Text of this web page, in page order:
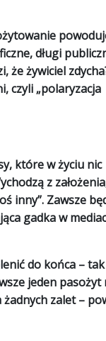
długi
że żywiciel
czyli „polaryzacja
które w życiu nic
z
inny”. Zawsze
gadka w
do końca –
jeden pasożyt
zalet –